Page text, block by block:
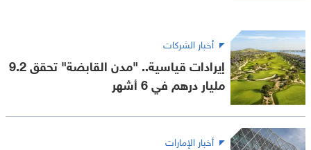
أخبار الشركات
إيرادات قياسية.. "مدن القابضة" تحقق 9.2
مليار درهم في 6 أشهر
أخبار الإمارات